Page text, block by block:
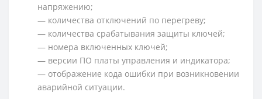
напряжению;
— количества отключений по перегреву;
— количества срабатывания защиты ключей;
— номера включенных ключей;
— версии ПО платы управления и индикатора;
— отображение кода ошибки при возникновении
аварийной ситуации.